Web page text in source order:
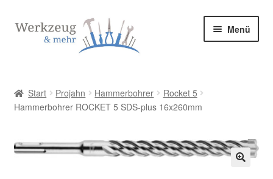
Zur
Navigation
Zum
Menü
Allgemeine Geschäftsbedingungen
Bestellung bestätigen & absenden
Start Projahn Hammerbohrer
Rocket 5
Hammerbohrer ROCKET 5 SDS-plus 16x260mm